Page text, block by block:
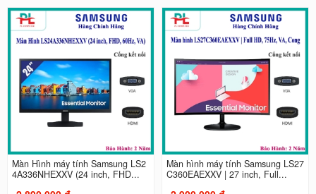
Màn Hình máy tính Samsung LS2
4A336NHEXXV (24 inch, FHD...
Màn hình máy tính Samsung LS27
C360EAEXXV | 27 inch, Full...